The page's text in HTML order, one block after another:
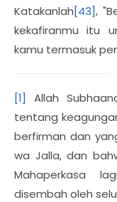
Katakanlah[43],
kekafiranmu itu
kamu termasuk
[1]
Allah
tentang
berfirman dan
wa Jalla, dan
Mahaperkasa
disembah oleh